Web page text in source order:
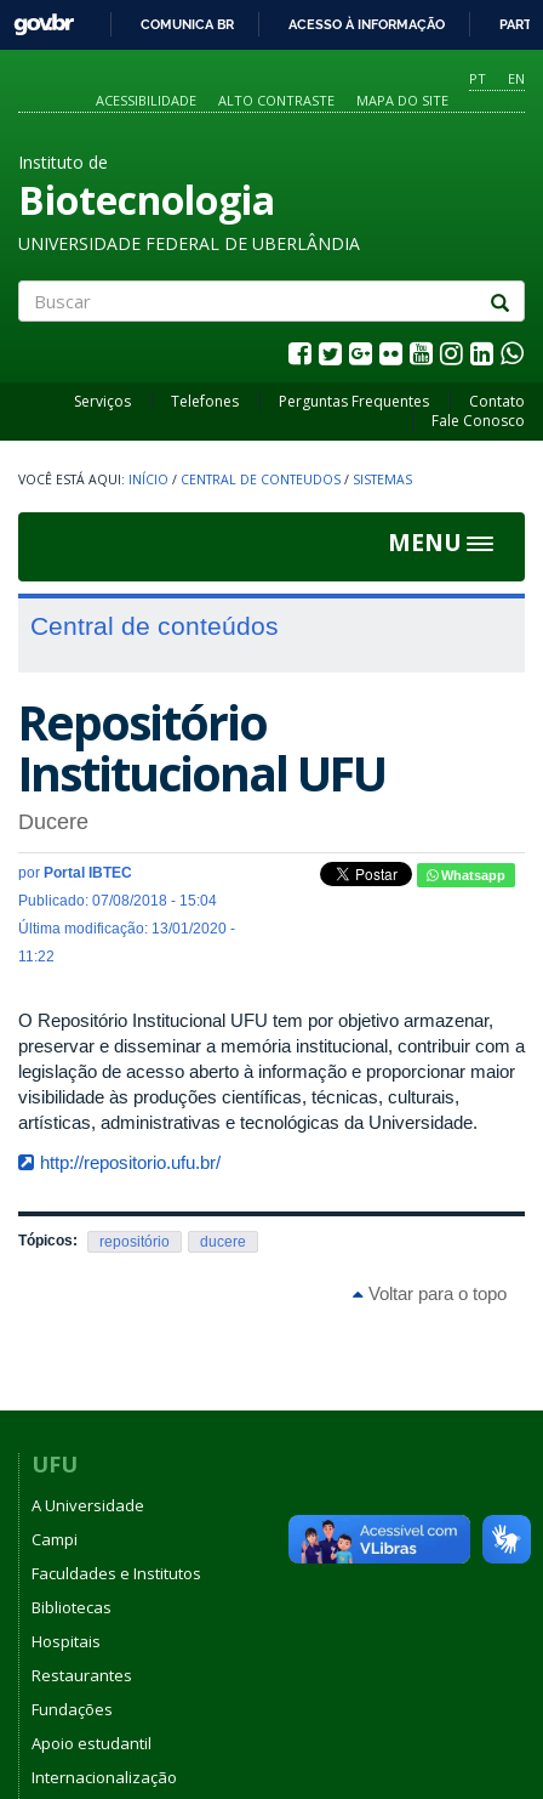
O
CONTEÚDO
GOVBR
COMUNICA BR ACESSO À INFORMAÇÃO
PT
EN
ACESSIBILIDADE
ALTO CONTRASTE MAPA DO SITE
Instituto de
Biotecnologia
UNIVERSIDADE FEDERAL DE UBERLÂNDIA
Serviços Telefones Perguntas Frequentes
Contato
Fale Conosco
INÍCIO / CENTRAL DE CONTEUDOS / SISTEMAS
MENU
Toggle
Central de conteúdos
Repositório
Institucional UFU
Ducere
por Portal IBTEC
Publicado: 07/08/2018 - 15:04
Última modificação: 13/01/2020 -
11:22
Whatsapp
O Repositório Institucional UFU tem por objetivo armazenar,
preservar e disseminar a memória institucional, contribuir com a
legislação de acesso aberto à informação e proporcionar maior
visibilidade às produções científicas, técnicas, culturais,
artísticas, administrativas e tecnológicas da Universidade.
http://repositorio.ufu.br/
Tópicos: repositório ducere
Voltar para o topo
UFU
A Universidade
Campi
Faculdades e Institutos
Bibliotecas
Hospitais
Restaurantes
Fundações
Apoio estudantil
Internacionalização